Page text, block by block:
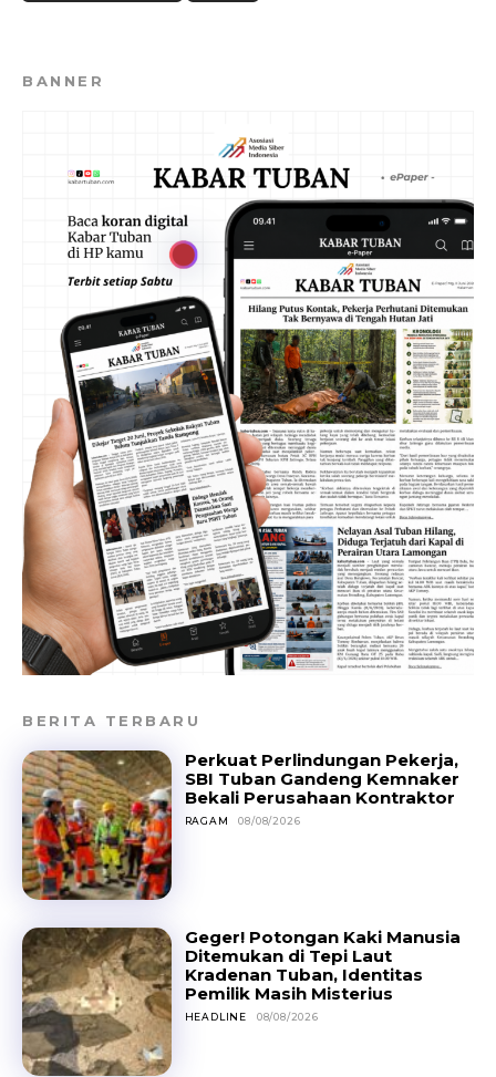
BANNER
BERITA TERBARU
Perkuat Perlindungan Pekerja,
SBI Tuban Gandeng Kemnaker
Bekali Perusahaan Kontraktor
RAGAM 08/08/2026
Geger! Potongan Kaki Manusia
Ditemukan di Tepi Laut
Kradenan Tuban, Identitas
Pemilik Masih Misterius
HEADLINE 08/08/2026